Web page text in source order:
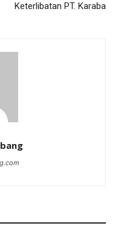
Keterlibatan PT. Karaba